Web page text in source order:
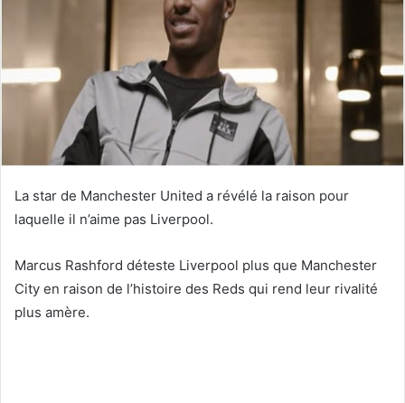
La star de Manchester United a révélé la raison pour
laquelle il n’aime pas Liverpool.
Marcus Rashford déteste Liverpool plus que Manchester
City en raison de l’histoire des Reds qui rend leur rivalité
plus amère.